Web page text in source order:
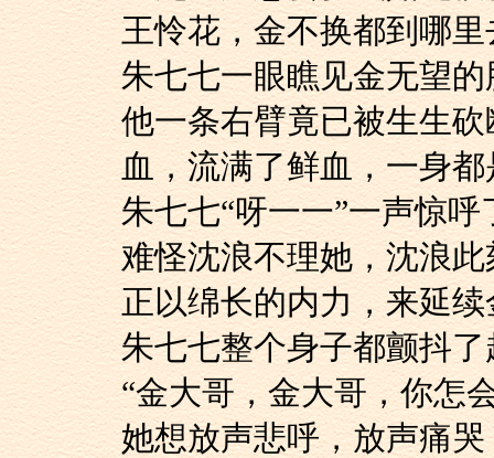
王怜花，金不换都到哪
朱七七一眼瞧见金无
他一条右臂竟已被生生
血，流满了鲜血，一身
朱七七“呀一一”一声惊
难怪沈浪不理她，沈
正以绵长的内力，来延
朱七七整个身子都颤抖
“金大哥，金大哥，你
她想放声悲呼，放声